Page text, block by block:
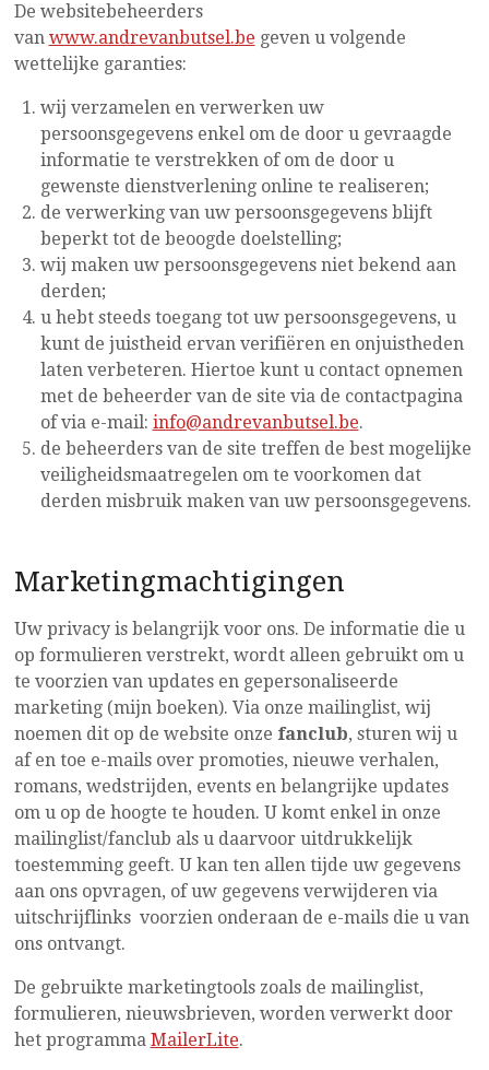
De websitebeheerders
van www.andrevanbutsel.be geven u volgende
wettelijke garanties:
wij verzamelen en verwerken uw
persoonsgegevens enkel om de door u gevraagde
informatie te verstrekken of om de door u
gewenste dienstverlening online te realiseren;
de verwerking van uw persoonsgegevens blijft
beperkt tot de beoogde doelstelling;
wij maken uw persoonsgegevens niet bekend aan
derden;
u hebt steeds toegang tot uw persoonsgegevens, u
kunt de juistheid ervan verifiëren en onjuistheden
laten verbeteren. Hiertoe kunt u contact opnemen
met de beheerder van de site via de contactpagina
of via e-mail: info@andrevanbutsel.be.
de beheerders van de site treffen de best mogelijke
veiligheidsmaatregelen om te voorkomen dat
derden misbruik maken van uw persoonsgegevens.
Marketingmachtigingen
Uw privacy is belangrijk voor ons. De informatie die u
op formulieren verstrekt, wordt alleen gebruikt om u
te voorzien van updates en gepersonaliseerde
marketing (mijn boeken). Via onze mailinglist, wij
noemen dit op de website onze fanclub, sturen wij u
af en toe e-mails over promoties, nieuwe verhalen,
romans, wedstrijden, events en belangrijke updates
om u op de hoogte te houden. U komt enkel in onze
mailinglist/fanclub als u daarvoor uitdrukkelijk
toestemming geeft. U kan ten allen tijde uw gegevens
aan ons opvragen, of uw gegevens verwijderen via
uitschrijflinks voorzien onderaan de e-mails die u van
ons ontvangt.
De gebruikte marketingtools zoals de mailinglist,
formulieren, nieuwsbrieven, worden verwerkt door
het programma MailerLite.